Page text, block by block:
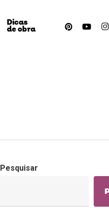
Dicas
de obra pinterestyoutube
Pesquisar